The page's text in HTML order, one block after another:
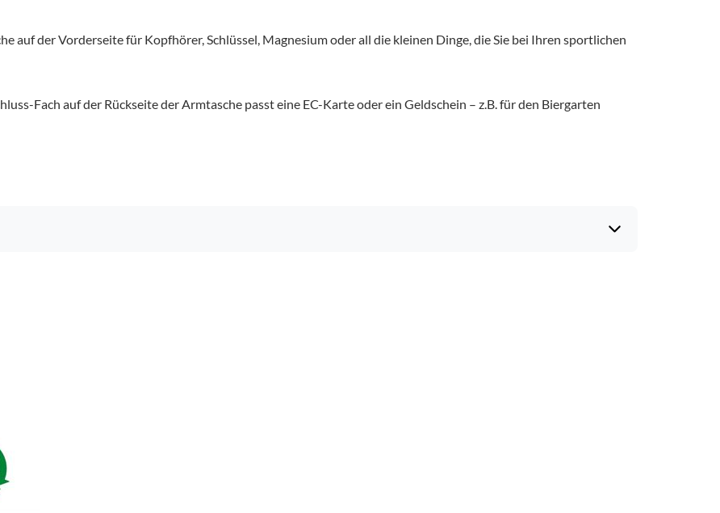
auf der Vorderseite für Kopfhörer, Schlüssel, Magnesium oder all die kleinen Dinge, die Sie bei Ihren sportlichen
Fach auf der Rückseite der Armtasche passt eine EC-Karte oder ein Geldschein – z.B. für den Biergarten